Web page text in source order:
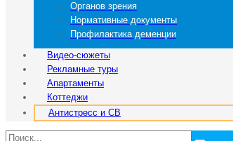
Органов зрения
Нормативные документы
Профилактика деменции
Видео-сюжеты
Рекламные туры
Апартаменты
Коттеджи
Антистресс и СВ